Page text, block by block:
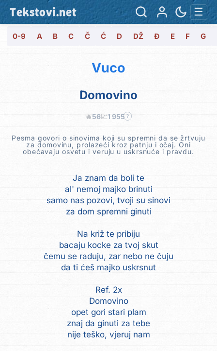
Tekstovi.net ☰
0-9 A B C Č Ć D DŽ Đ E F G
Vuco
Domovino
🔥56📈1 955 ?
Pesma govori o sinovima koji su spremni da se žrtvuju
za domovinu, prolazeći kroz patnju i očaj. Oni
obećavaju osvetu i veruju u uskrsnuće i pravdu.
Ja znam da boli te
al' nemoj majko brinuti
samo nas pozovi, tvoji su sinovi
za dom spremni ginuti
Na križ te pribiju
bacaju kocke za tvoj skut
čemu se raduju, zar nebo ne čuju
da ti ćeš majko uskrsnut
Ref. 2x
Domovino
opet gori stari plam
znaj da ginuti za tebe
nije teško, vjeruj nam